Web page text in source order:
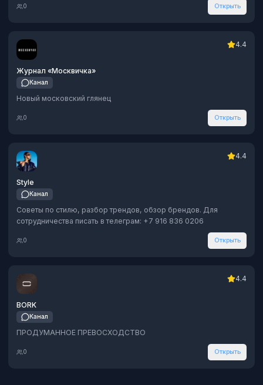
0 Открыть
4.4
Журнал «Москвичка»
Канал
Новый московский глянец
0 Открыть
4.4
Style
Канал
Советы по стилю, разбор трендов, обзор брендов. Для
сотрудничества писать в телеграм: +7 916 836 0206
0 Открыть
4.4
BORK
Канал
ПРОДУМАННОЕ ПРЕВОСХОДСТВО
0 Открыть